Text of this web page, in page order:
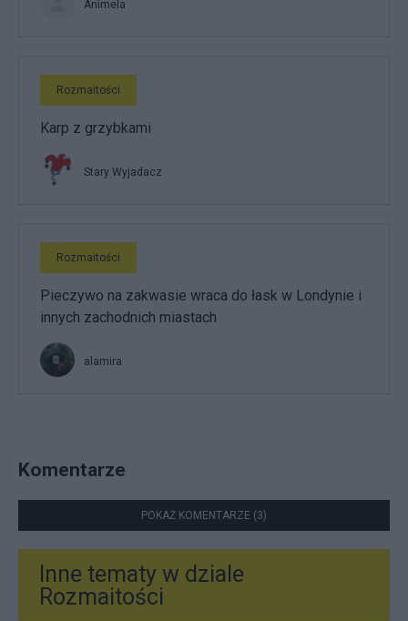
Animela
Rozmaitości
Karp z grzybkami
Stary Wyjadacz
Rozmaitości
Pieczywo na zakwasie wraca do łask w Londynie i
innych zachodnich miastach
alamira
Komentarze
POKAŻ KOMENTARZE (3)
Inne tematy w dziale
Rozmaitości